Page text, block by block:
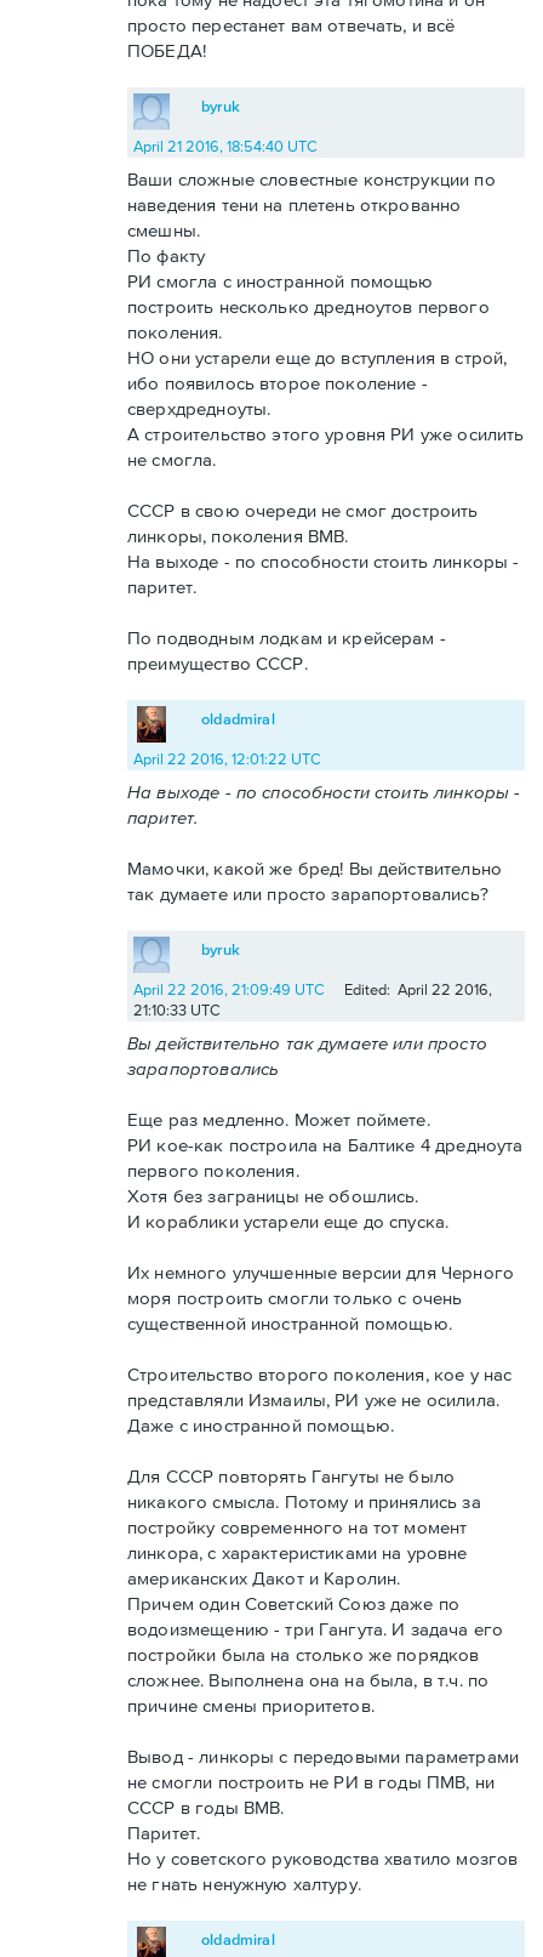
просто перестанет вам отвечать, и всё
ПОБЕДА!
byruk
April 21 2016, 18:54:40 UTC
Ваши сложные словестные конструкции по
наведения тени на плетень открованно
смешны.
По факту
РИ смогла с иностранной помощью
построить несколько дредноутов первого
поколения.
НО они устарели еще до вступления в строй,
ибо появилось второе поколение -
сверхдредноуты.
А строительство этого уровня РИ уже осилить
не смогла.
СССР в свою очереди не смог достроить
линкоры, поколения ВМВ.
На выходе - по способности стоить линкоры -
паритет.
По подводным лодкам и крейсерам -
преимущество СССР.
oldadmiral
April 22 2016, 12:01:22 UTC
На выходе - по способности стоить линкоры -
паритет.
Мамочки, какой же бред! Вы действительно
так думаете или просто зарапортовались?
byruk
April 22 2016, 21:09:49 UTC
Edited: April 22 2016,
21:10:33 UTC
Вы действительно так думаете или просто
зарапортовались
Еще раз медленно. Может поймете.
РИ кое-как построила на Балтике 4 дредноута
первого поколения.
Хотя без заграницы не обошлись.
И кораблики устарели еще до спуска.
Их немного улучшенные версии для Черного
моря построить смогли только с очень
существенной иностранной помощью.
Строительство второго поколения, кое у нас
представляли Измаилы, РИ уже не осилила.
Даже с иностранной помощью.
Для СССР повторять Гангуты не было
никакого смысла. Потому и принялись за
постройку современного на тот момент
линкора, с характеристиками на уровне
американских Дакот и Каролин.
Причем один Советский Союз даже по
водоизмещению - три Гангута. И задача его
постройки была на столько же порядков
сложнее. Выполнена она на была, в т.ч. по
причине смены приоритетов.
Вывод - линкоры с передовыми параметрами
не смогли построить не РИ в годы ПМВ, ни
СССР в годы ВМВ.
Паритет.
Но у советского руководства хватило мозгов
не гнать ненужную халтуру.
oldadmiral